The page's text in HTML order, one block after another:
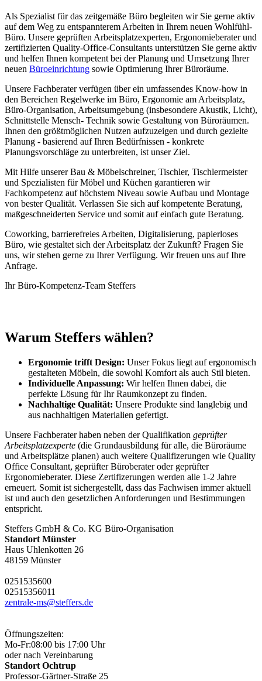
Als Spezialist für das zeitgemäße Büro begleiten wir Sie gerne aktiv
auf dem Weg zu entspannterem Arbeiten in Ihrem neuen Wohlfühl-
Büro. Unsere geprüften Arbeitsplatzexperten, Ergonomieberater und
zertifizierten Quality-Office-Consultants unterstützen Sie gerne aktiv
und helfen Ihnen kompetent bei der Planung und Umsetzung Ihrer
neuen Büroeinrichtung sowie Optimierung Ihrer Büroräume.
Unsere Fachberater verfügen über ein umfassendes Know-how in
den Bereichen Regelwerke im Büro, Ergonomie am Arbeitsplatz,
Büro-Organisation, Arbeitsumgebung (insbesondere Akustik, Licht),
Schnittstelle Mensch- Technik sowie Gestaltung von Büroräumen.
Ihnen den größtmöglichen Nutzen aufzuzeigen und durch gezielte
Planung - basierend auf Ihren Bedürfnissen - konkrete
Planungsvorschläge zu unterbreiten, ist unser Ziel.
Mit Hilfe unserer Bau & Möbelschreiner, Tischler, Tischlermeister
und Spezialisten für Möbel und Küchen garantieren wir
Fachkompetenz auf höchstem Niveau sowie Aufbau und Montage
von bester Qualität. Verlassen Sie sich auf kompetente Beratung,
maßgeschneiderten Service und somit auf einfach gute Beratung.
Coworking, barrierefreies Arbeiten, Digitalisierung, papierloses
Büro, wie gestaltet sich der Arbeitsplatz der Zukunft? Fragen Sie
uns, wir stehen gerne zu Ihrer Verfügung. Wir freuen uns auf Ihre
Anfrage.
Ihr Büro-Kompetenz-Team Steffers
Warum Steffers wählen?
Ergonomie trifft Design: Unser Fokus liegt auf ergonomisch
gestalteten Möbeln, die sowohl Komfort als auch Stil bieten.
Individuelle Anpassung: Wir helfen Ihnen dabei, die
perfekte Lösung für Ihr Raumkonzept zu finden.
Nachhaltige Qualität: Unsere Produkte sind langlebig und
aus nachhaltigen Materialien gefertigt.
Unsere Fachberater haben neben der Qualifikation geprüfter
Arbeitsplatzexperte (die Grundausbildung für alle, die Büroräume
und Arbeitsplätze planen) auch weitere Qualifizerungen wie Quality
Office Consultant, geprüfter Büroberater oder geprüfter
Ergonomieberater. Diese Zertifizerungen werden alle 1-2 Jahre
erneuert. Somit ist sichergestellt, dass das Fachwisen immer aktuell
ist und auch den gesetzlichen Anforderungen und Bestimmungen
entspricht.
Steffers GmbH & Co. KG Büro-Organisation
Standort Münster
Haus Uhlenkotten 26
48159 Münster
0251 535600
0251 5356011
zentrale-ms@steffers.de
Öffnungszeiten:
Mo-Fr:08:00 bis 17:00 Uhr
oder nach Vereinbarung
Standort Ochtrup
Professor-Gärtner-Straße 25